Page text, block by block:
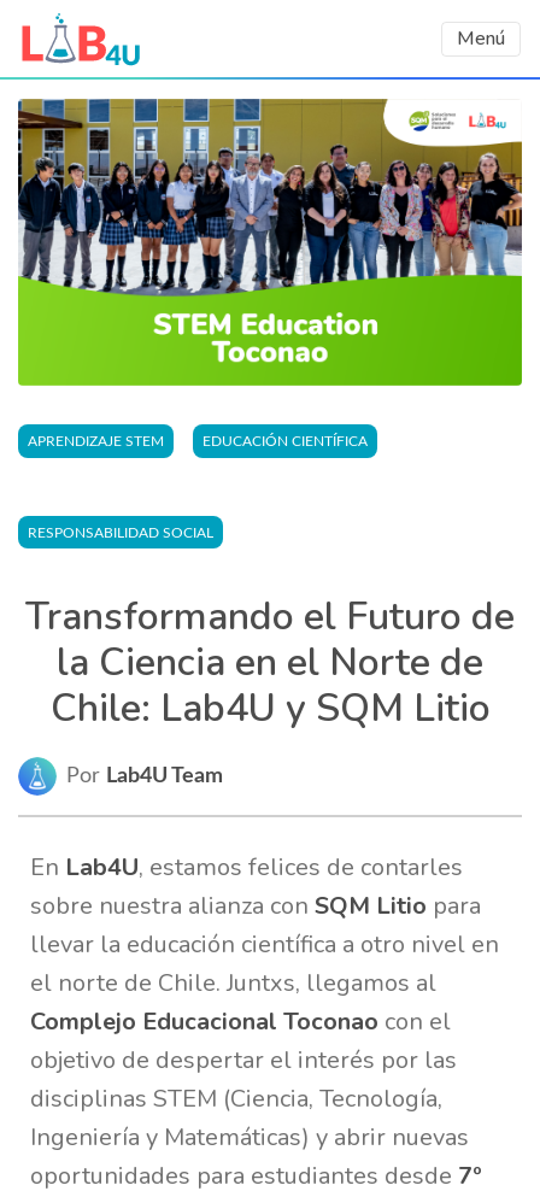
Menú
APRENDIZAJE STEM EDUCACIÓN CIENTÍFICA
RESPONSABILIDAD SOCIAL
Transformando el Futuro de
la Ciencia en el Norte de
Chile: Lab4U y SQM Litio
Por Lab4U Team
En Lab4U, estamos felices de contarles
sobre nuestra alianza con SQM Litio para
llevar la educación científica a otro nivel en
el norte de Chile. Juntxs, llegamos al
Complejo Educacional Toconao con el
objetivo de despertar el interés por las
disciplinas STEM (Ciencia, Tecnología,
Ingeniería y Matemáticas) y abrir nuevas
oportunidades para estudiantes desde 7º